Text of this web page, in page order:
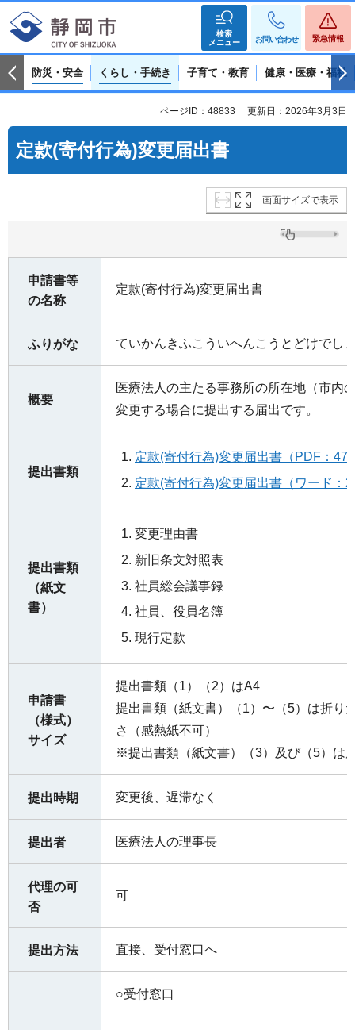
検索
メニュー
お問い合わせ 緊急情報
防災・安全 くらし・手続き 子育て・教育 健康・医療・福祉
ページID：48833 更新日：2026年3月3日
定款(寄付行為)変更届出書
画面サイズで表示
申請書等
の名称
定款(寄付行為)変更届出書
ふりがな ていかんきふこういへんこうとどけでし
概要
医療法人の主たる事務所の所在地（市内
変更する場合に提出する届出です。
提出書類
定款(寄付行為)変更届出書（PDF：
定款(寄付行為)変更届出書（ワード：
提出書類
（紙文
書）
変更理由書
新旧条文対照表
社員総会議事録
社員、役員名簿
現行定款
申請書
（様式）
サイズ
提出書類（1）（2）はA4
提出書類（紙文書）（1）〜（5）は折り
さ（感熱紙不可）
※提出書類（紙文書）（3）及び（5）は
提出時期 変更後、遅滞なく
提出者 医療法人の理事長
代理の可
否
可
提出方法 直接、受付窓口へ
○受付窓口